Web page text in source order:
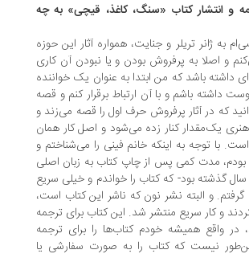
کتاب «سنگ، کاغذ، قیچی» به چه
تریلر و جنایت، همواره آثار این حوزه
به پرفروش بودن و یا نبودن آن کاری
باشد که من ابتدا به عنوان یک خواننده
باشم و با آن ارتباط برقرار کنم و قصه
در آثار پرفروش حرف اول را قصه می‌زند و
کنار زده می‌شود و اصل کار همان
به اینکه خانم فینی را می‌شناختم و
مدت کمی پس از چاپ کتاب به زبان اصلی
بود- که کتاب را خواندم و خیلی سریع
البته نشر نون که ناشر این کتاب است،
سریع منتشر شد. این کتاب برای ترجمه
همیشه خودم کتاب‌ها را برای ترجمه
که کتاب را به صورت سفارشی یا